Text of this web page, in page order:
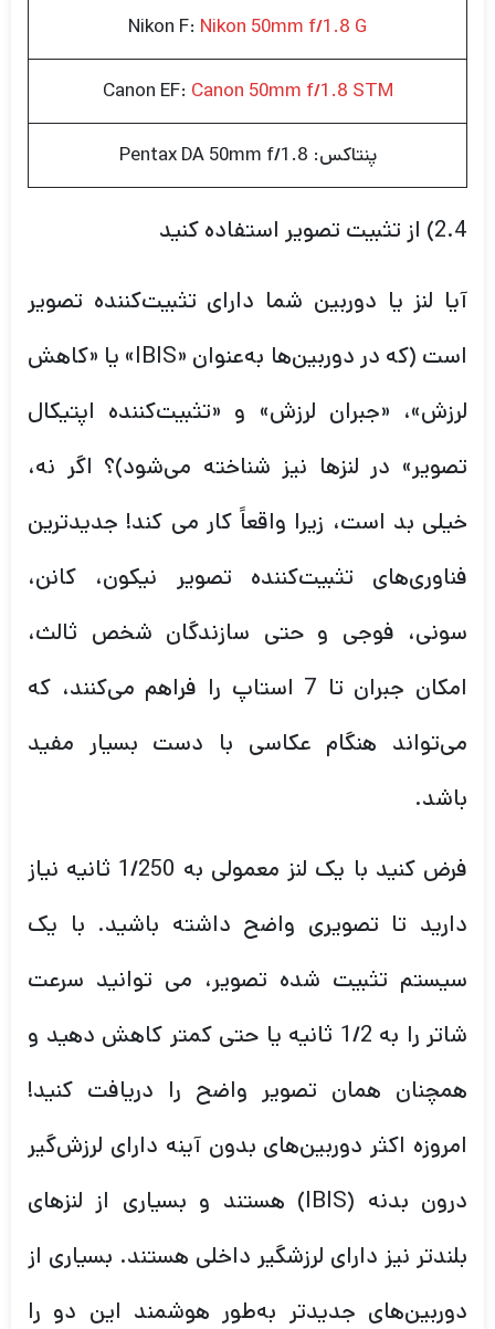
Nikon F: Nikon 50mm f/1.8 G
Canon EF: Canon 50mm f/1.8 STM
پنتاکس: Pentax DA 50mm f/1.8
2.4) از تثبیت تصویر استفاده کنید
آیا لنز یا دوربین شما دارای تثبیت‌کننده تصویر
است (که در دوربین‌ها به‌عنوان «IBIS» یا «کاهش
لرزش»، «جبران لرزش» و «تثبیت‌کننده اپتیکال
تصویر» در لنزها نیز شناخته می‌شود)؟ اگر نه،
خیلی بد است، زیرا واقعاً کار می کند! جدیدترین
فناوری‌های تثبیت‌کننده تصویر نیکون، کانن،
سونی، فوجی و حتی سازندگان شخص ثالث،
امکان جبران تا 7 استاپ را فراهم می‌کنند، که
می‌تواند هنگام عکاسی با دست بسیار مفید
باشد.
فرض کنید با یک لنز معمولی به 1/250 ثانیه نیاز
دارید تا تصویری واضح داشته باشید. با یک
سیستم تثبیت شده تصویر، می توانید سرعت
شاتر را به 1/2 ثانیه یا حتی کمتر کاهش دهید و
همچنان همان تصویر واضح را دریافت کنید!
امروزه اکثر دوربین‌های بدون آینه دارای لرزش‌گیر
درون بدنه (IBIS) هستند و بسیاری از لنزهای
بلندتر نیز دارای لرزشگیر داخلی هستند. بسیاری از
دوربین‌های جدیدتر به‌طور هوشمند این دو را